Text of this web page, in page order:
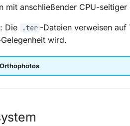
mit anschließender CPU-
Die .ter -Dateien verweisen auf
wird.